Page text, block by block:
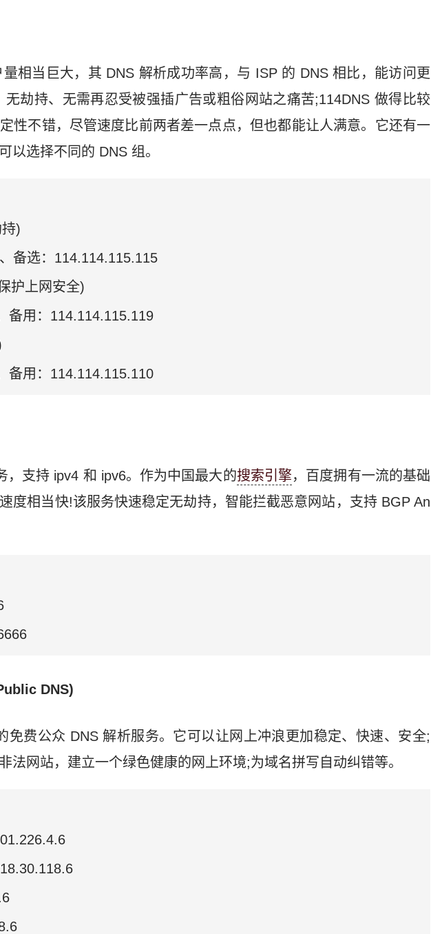
相当巨大，其 DNS 解析成功率高，与 ISP 的 DNS 相比，能访问更
劫持、无需再忍受被强插广告或粗俗网站之痛苦;114DNS 做得比较
性不错，尽管速度比前两者差一点点，但也都能让人满意。它还有一
以选择不同的 DNS 组。
)
备选：114.114.115.115
护上网安全)
备用：114.114.115.119
备用：114.114.115.110
，支持 ipv4 和 ipv6。作为中国最大的搜索引擎，百度拥有一流的基础
度相当快!该服务快速稳定无劫持，智能拦截恶意网站，支持 BGP An
DNS)
免费公众 DNS 解析服务。它可以让网上冲浪更加稳定、快速、安全;
法网站，建立一个绿色健康的网上环境;为域名拼写自动纠错等。